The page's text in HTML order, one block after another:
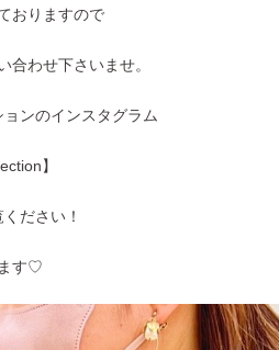
おりますので
合わせ下さいませ。
ンのインスタグラム
】
ださい！
す♡